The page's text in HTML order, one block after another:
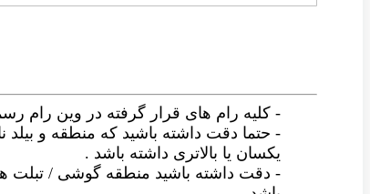
- کلیه رام های قرار گرفته در وین
- حتما دقت داشته باشید که منطقه و بیلد
یکسان یا بالاتری داشته باشد .
- دقت داشته باشید منطقه گوشی / تبلت